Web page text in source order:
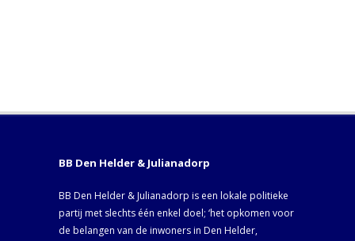
BB Den Helder & Julianadorp
BB Den Helder & Julianadorp is een lokale politieke
partij met slechts één enkel doel; ‘het opkomen voor
de belangen van de inwoners in Den Helder,